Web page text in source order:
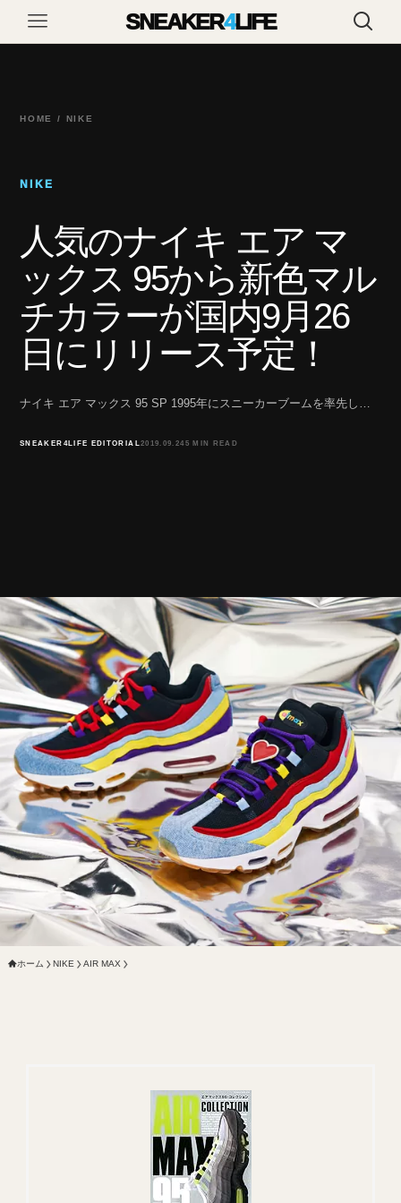
SNEAKER4LIFE
HOME / NIKE
NIKE
人気のナイキ エア マ
ックス 95から新色マル
チカラーが国内9月26
日にリリース予定！
ナイキ エア マックス 95 SP 1995年にスニーカーブームを率先し…
SNEAKER4LIFE EDITORIAL2019.09.245 MIN READ
ホーム NIKE AIR MAX